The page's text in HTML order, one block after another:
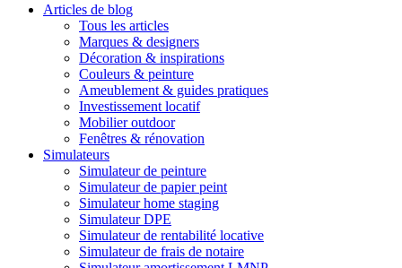
Articles de blog
Tous les articles
Marques & designers
Décoration & inspirations
Couleurs & peinture
Ameublement & guides pratiques
Investissement locatif
Mobilier outdoor
Fenêtres & rénovation
Simulateurs
Simulateur de peinture
Simulateur de papier peint
Simulateur home staging
Simulateur DPE
Simulateur de rentabilité locative
Simulateur de frais de notaire